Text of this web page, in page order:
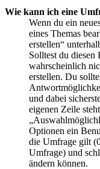
Wie kann ich eine
Wenn du ein
eines Themas
erstellen“
Solltest du diesen
wahrscheinlich
erstellen. Du
und dabei
eigenen Zeile
Optionen ein
die Umfrage gilt
Umfrage) und
ändern können.